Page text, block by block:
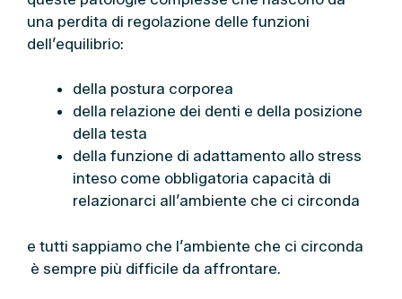
una perdita di regolazione delle funzioni
dell’equilibrio:
della postura corporea
della relazione dei denti e della posizione
della testa
della funzione di adattamento allo stress
inteso come obbligatoria capacità di
relazionarci all’ambiente che ci circonda
e tutti sappiamo che l’ambiente che ci circonda
è sempre più difficile da affrontare.